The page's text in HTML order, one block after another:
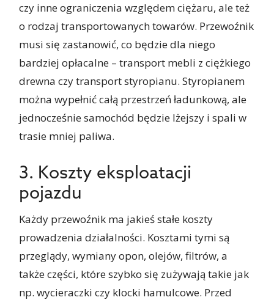
czy inne ograniczenia względem ciężaru, ale też
o rodzaj transportowanych towarów. Przewoźnik
musi się zastanowić, co będzie dla niego
bardziej opłacalne – transport mebli z ciężkiego
drewna czy transport styropianu. Styropianem
można wypełnić całą przestrzeń ładunkową, ale
jednocześnie samochód będzie lżejszy i spali w
trasie mniej paliwa.
3. Koszty eksploatacji
pojazdu
Każdy przewoźnik ma jakieś stałe koszty
prowadzenia działalności. Kosztami tymi są
przeglądy, wymiany opon, olejów, filtrów, a
także części, które szybko się zużywają takie jak
np. wycieraczki czy klocki hamulcowe. Przed